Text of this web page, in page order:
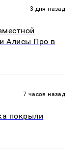
3 дня назад
Алисы Про в
7 часов назад
покрыли